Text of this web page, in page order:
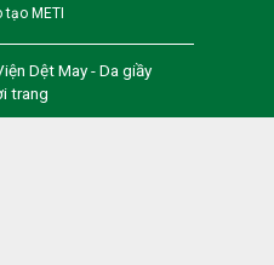
tạo METI
Dệt May - Da giầy
trang